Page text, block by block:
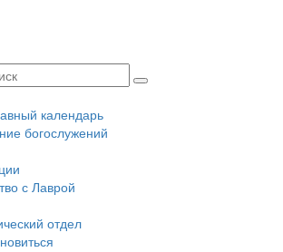
календарь
богослужений
с Лаврой
отдел